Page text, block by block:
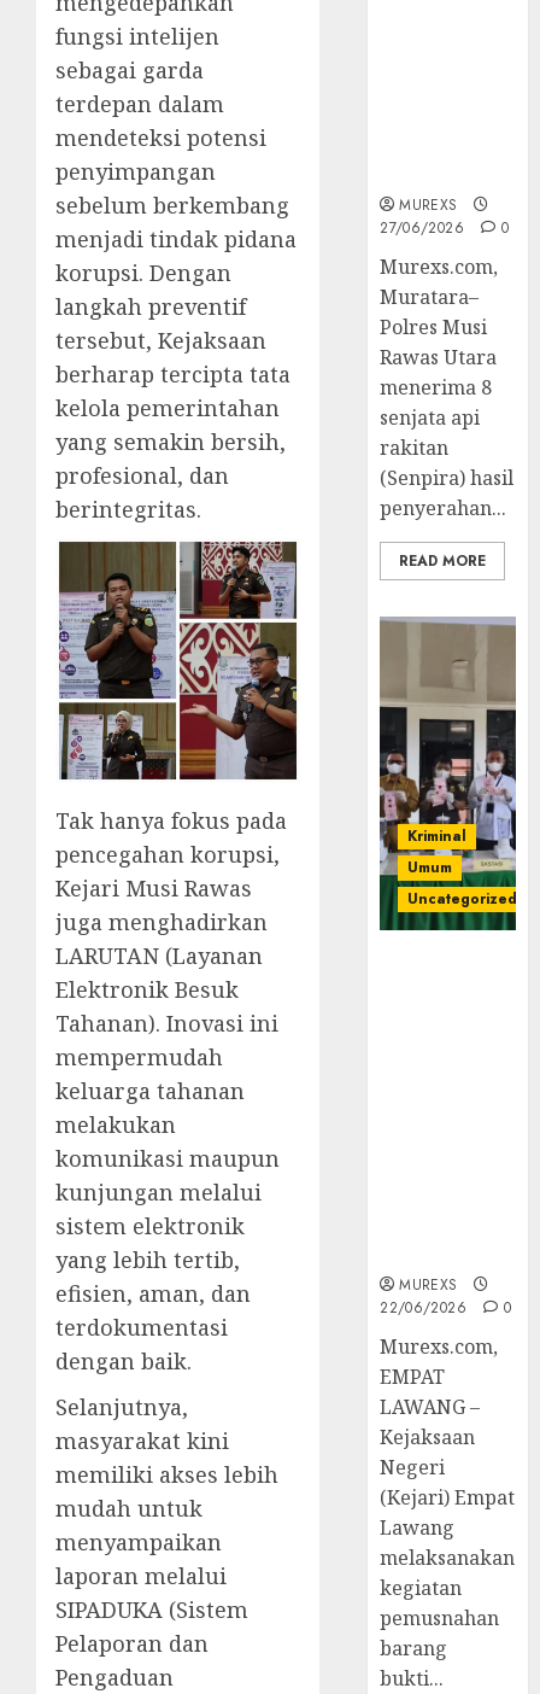
fungsi intelijen
sebagai garda
terdepan dalam
mendeteksi potensi
penyimpangan
sebelum berkembang
menjadi tindak pidana
korupsi. Dengan
langkah preventif
tersebut, Kejaksaan
berharap tercipta tata
kelola pemerintahan
yang semakin bersih,
profesional, dan
berintegritas.
Tak hanya fokus pada
pencegahan korupsi,
Kejari Musi Rawas
juga menghadirkan
LARUTAN (Layanan
Elektronik Besuk
Tahanan). Inovasi ini
mempermudah
keluarga tahanan
melakukan
komunikasi maupun
kunjungan melalui
sistem elektronik
yang lebih tertib,
efisien, aman, dan
terdokumentasi
dengan baik.
Selanjutnya,
masyarakat kini
memiliki akses lebih
mudah untuk
menyampaikan
laporan melalui
SIPADUKA (Sistem
Pelaporan dan
Pengaduan
MUREXS
27/06/2026
0
Murexs.com,
Muratara–
Polres Musi
Rawas Utara
menerima 8
senjata api
rakitan
(Senpira) hasil
penyerahan...
READ MORE
Kriminal
Umum
Uncategorized
MUREXS
22/06/2026
0
‎Murexs.com,
EMPAT
LAWANG –
Kejaksaan
Negeri
(Kejari) Empat
Lawang
melaksanakan
kegiatan
pemusnahan
barang
bukti...